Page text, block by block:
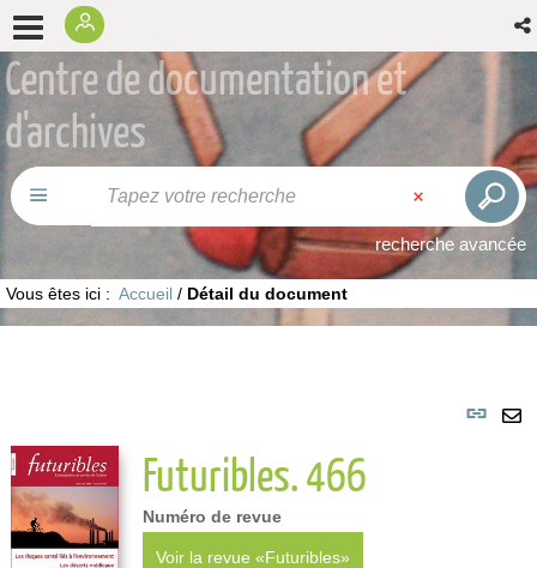
Centre de documentation et
d'archives
recherche avancée
Vous êtes ici : Accueil / Détail du document
Futuribles. 466
Numéro de revue
Voir la revue «Futuribles»